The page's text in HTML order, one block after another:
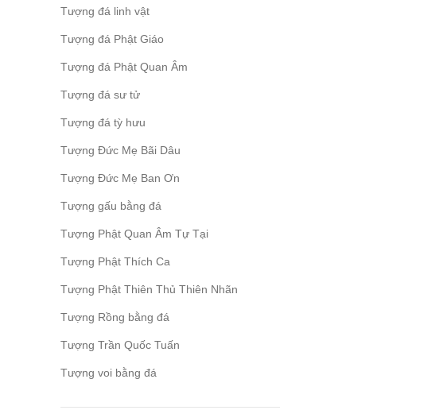
Tượng đá linh vật
Tượng đá Phật Giáo
Tượng đá Phật Quan Âm
Tượng đá sư tử
Tượng đá tỳ hưu
Tượng Đức Mẹ Bãi Dâu
Tượng Đức Mẹ Ban Ơn
Tượng gấu bằng đá
Tượng Phật Quan Âm Tự Tại
Tượng Phật Thích Ca
Tượng Phật Thiên Thủ Thiên Nhãn
Tượng Rồng bằng đá
Tượng Trần Quốc Tuấn
Tượng voi bằng đá